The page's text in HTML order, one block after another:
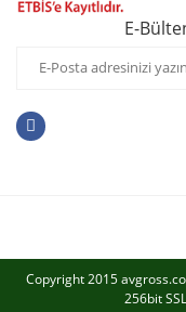
E-
Copyright 2015
256bit